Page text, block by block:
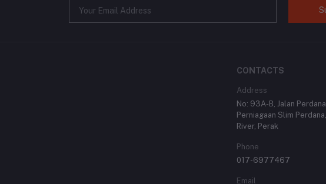
CONTACTS
Address
No: 93A-B, Jalan
Perniagaan Slim
River, Perak
Phone
017-6977467
Email